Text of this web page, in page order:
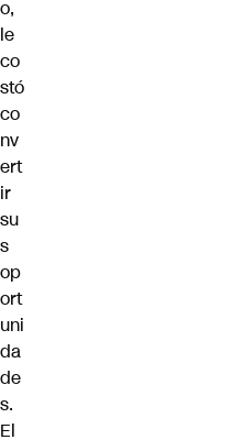
o,
le
co
stó
co
nv
ert
ir
su
s
op
ort
uni
da
de
s.
El